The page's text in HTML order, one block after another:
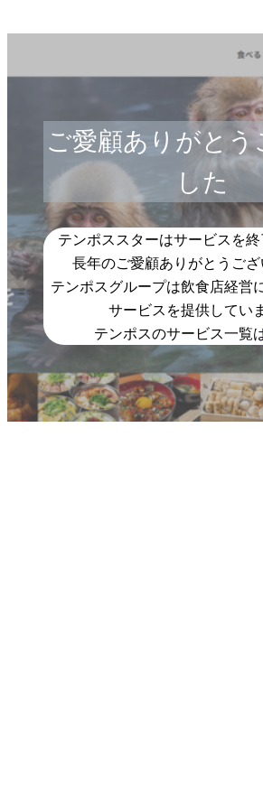
ご愛顧ありがとう
した
テンポススターはサービスを終
長年のご愛顧ありがとうござ
テンポスグループは飲食店経営
サービスを提供してい
テンポスのサービス一覧